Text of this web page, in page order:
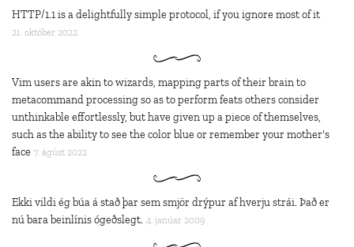
HTTP/1.1 is a delightfully simple protocol, if you ignore most of it
21. október 2022
Vim users are akin to wizards, mapping parts of their brain to
metacommand processing so as to perform feats others consider
unthinkable effortlessly, but have given up a piece of themselves,
such as the ability to see the color blue or remember your mother's
face 7. ágúst 2022
Ekki vildi ég búa á stað þar sem smjör drýpur af hverju strái. Það er
nú bara beinlínis ógeðslegt. 4. janúar 2009